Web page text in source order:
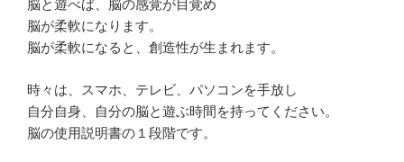
脳と遊べば、脳の感覚が目覚め
脳が柔軟になります。
脳が柔軟になると、創造性が生まれます。
時々は、スマホ、テレビ、パソコンを手放し
自分自身、自分の脳と遊ぶ時間を持ってください。
脳の使用説明書の１段階です。